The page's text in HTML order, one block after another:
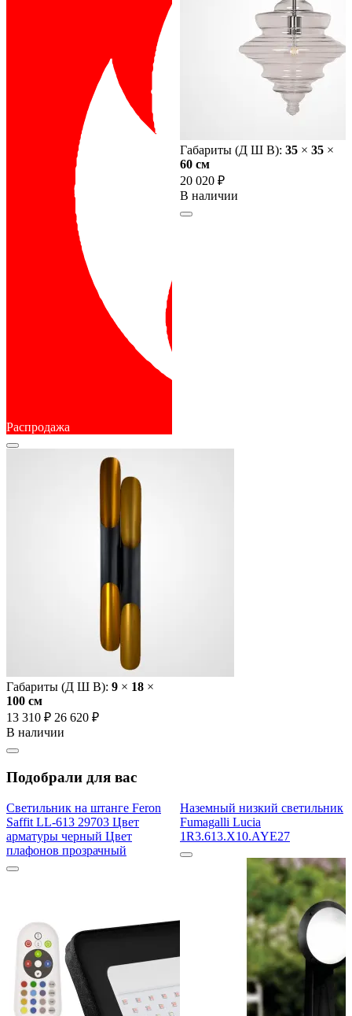
Распродажа
Габариты (Д Ш В): 9 × 18 ×
100 cм
13 310 ₽ 26 620 ₽
В наличии
Габариты (Д Ш В): 35 × 35 ×
60 cм
20 020 ₽
В наличии
Подобрали для вас
Светильник на штанге Feron
Saffit LL-613 29703 Цвет
арматуры черный Цвет
плафонов прозрачный
Наземный низкий светильник
Fumagalli Lucia
1R3.613.X10.AYE27